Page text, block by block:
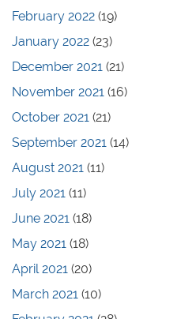
February 2022 (19)
January 2022 (23)
December 2021 (21)
November 2021 (16)
October 2021 (21)
September 2021 (14)
August 2021 (11)
July 2021 (11)
June 2021 (18)
May 2021 (18)
April 2021 (20)
March 2021 (10)